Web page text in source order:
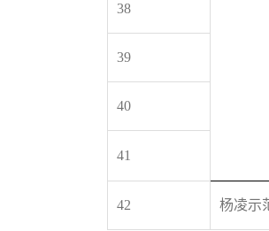
38
39
40
41
42 杨凌示